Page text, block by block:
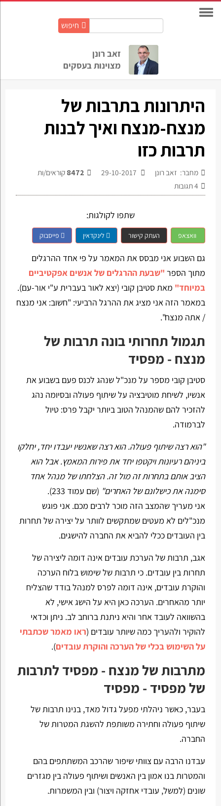
חיפוש
זאב רונן
מצוינות בעסקים
היתרונות בתרבות של
מנצח-מנצח ואיך לבנות
תרבות כזו
מחבר: זאב רונן 8472 קוראים/ות
4תגובות
שתפו לקולגות:
וואצאפ העתק קישור לינקדאין פייסבוק
גם השבוע אני מבסס את המאמר על פי אחד ההרגלים
מתוך הספר "שבעת ההרגלים של אנשים אפקטיביים
במיוחד" מאת סטיבן קובי (יצא לאור בעברית ע"י אור-עם).
במאמר הזה אני מציג את ההרגל הרביעי: "חשוב: אני מנצח
/ אתה מנצח".
תגמול תחרותי בונה תרבות של
מנצח - מפסיד
סטיבן קובי מספר על מנכ"ל שנהג לכנס פעם בשבוע את
אנשיו, לשיחת מוטיבציה על שיתוף פעולה ובסיומה נהג
להזכיר להם שהמנהל הטוב ביותר יקבל פרס: טיול
לברמודה.
"הוא רצה שיתוף פעולה. הוא רצה שאנשיו יעבדו יחד, יחלקו
ביניהם רעיונות ויקטפו יחד את פירות המאמץ. אבל הוא
הציב אותם בתחרות זה מול זה. הצלחתו של מנהל אחד
סימנה את כישלונם של האחרים" (שם עמוד 233).
אני מעריך שהמצב הזה מוכר לרבים מכם. אני פוגש
מנכ"לים לא מעטים שמתקשים לוותר על יצירה של תחרות
בין העובדים ככלי להביא את החברה להישגים.
אגב, תרבות של הערכת עובדים אינה דומה ליצירה של
תחרות בין עובדים. כי תרבות של שימוש בלוח הערכה
והוקרת עובדים, אינה דומה לפרס למנהל בודד שהצליח
יותר מהאחרים. הערכה כאן היא על הישג אישי, לא
בהשוואה לעובד אחר והיא ניתנת ברוחב לב. ניתן וכדאי
להוקיר ולהעריך כמה שיותר עובדים (ראו מאמר שכתבתי
על השימוש בכלי של הערכה והוקרת עובדים).
מתרבות של מנצח - מפסיד לתרבות
של מפסיד - מפסיד
בעבר, כאשר ניהלתי מפעל גדול מאד, בנינו תרבות של
שיתוף פעולה וחתירה משותפת להשגת המטרות של
החברה.
עבדנו הרבה עם צוותי שיפור שהרכב המשתתפים בהם
והמטרות בנו אמון בין האנשים ושיתוף פעולה בין מגזרים
שונים (למשל, עובדי אחזקה ויצור) ובין המשמרות.